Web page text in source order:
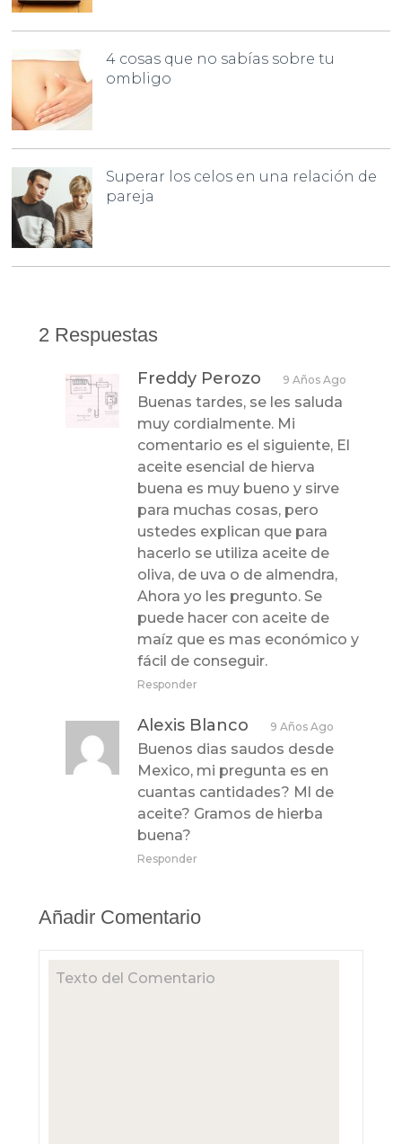
4 cosas que no sabías sobre tu
ombligo
Superar los celos en una relación de
pareja
2 Respuestas
Freddy Perozo 9 Años Ago
Buenas tardes, se les saluda
muy cordialmente. Mi
comentario es el siguiente, El
aceite esencial de hierva
buena es muy bueno y sirve
para muchas cosas, pero
ustedes explican que para
hacerlo se utiliza aceite de
oliva, de uva o de almendra,
Ahora yo les pregunto. Se
puede hacer con aceite de
maíz que es mas económico y
fácil de conseguir.
Responder
Alexis Blanco 9 Años Ago
Buenos dias saudos desde
Mexico, mi pregunta es en
cuantas cantidades? Ml de
aceite? Gramos de hierba
buena?
Responder
Añadir Comentario